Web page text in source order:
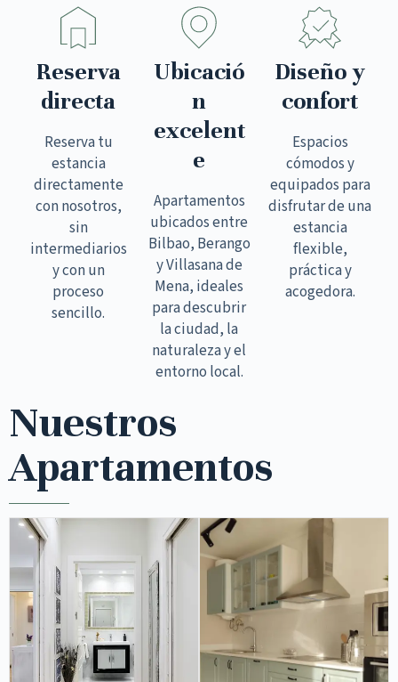
Reserva
directa
Reserva tu
estancia
directamente
con nosotros,
sin
intermediarios
y con un
proceso
sencillo.
Ubicació
n
excelent
e
Apartamentos
ubicados entre
Bilbao, Berango
y Villasana de
Mena, ideales
para descubrir
la ciudad, la
naturaleza y el
entorno local.
Diseño y
confort
Espacios
cómodos y
equipados para
disfrutar de una
estancia
flexible,
práctica y
acogedora.
Nuestros
Apartamentos